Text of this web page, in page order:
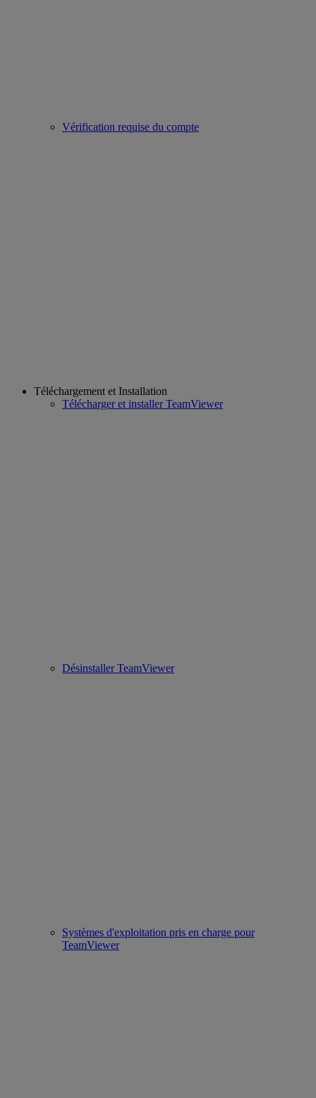
Vérification requise du compte
Téléchargement et Installation
Télécharger et installer TeamViewer
Désinstaller TeamViewer
Systèmes d'exploitation pris en charge pour
TeamViewer